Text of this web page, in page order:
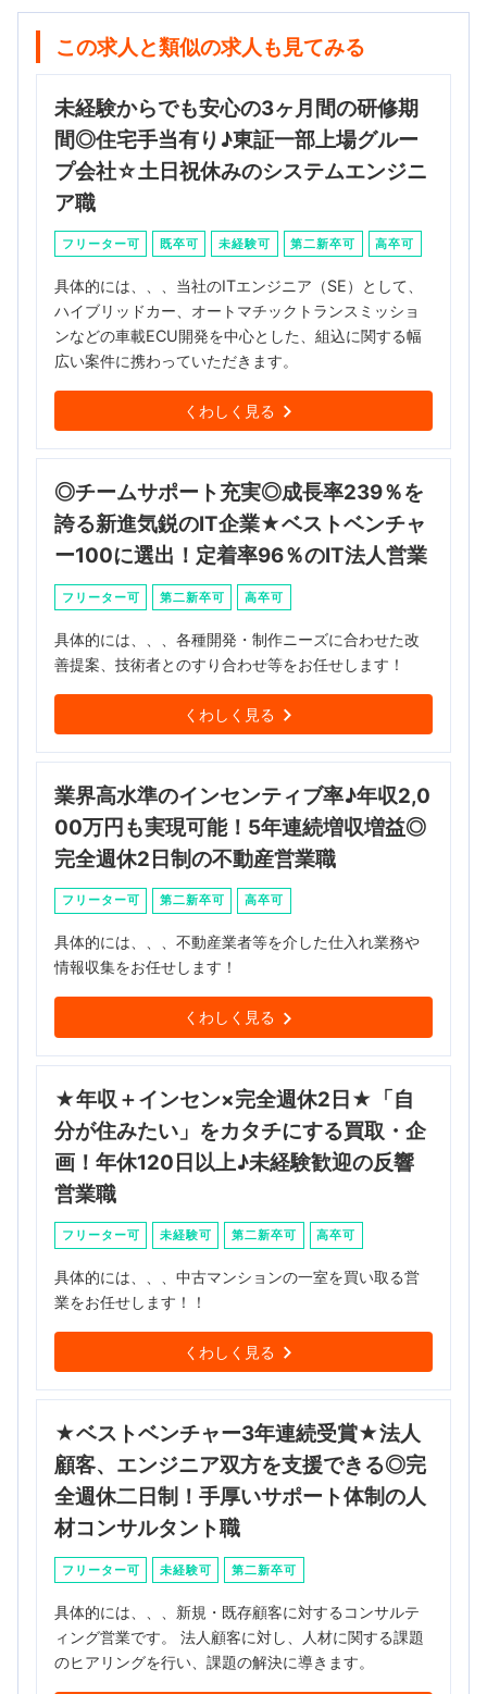
この求人と類似の求人も見てみる
未経験からでも安心の3ヶ月間の研修期
間◎住宅手当有り♪東証一部上場グルー
プ会社☆土日祝休みのシステムエンジニ
ア職
フリーター可 既卒可 未経験可 第二新卒可 高卒可
具体的には、、、当社のITエンジニア（SE）として、
ハイブリッドカー、オートマチックトランスミッショ
ンなどの車載ECU開発を中心とした、組込に関する幅
広い案件に携わっていただきます。
くわしく見る
◎チームサポート充実◎成長率239％を
誇る新進気鋭のIT企業★ベストベンチャ
ー100に選出！定着率96％のIT法人営業
フリーター可 第二新卒可 高卒可
具体的には、、、各種開発・制作ニーズに合わせた改
善提案、技術者とのすり合わせ等をお任せします！
くわしく見る
業界高水準のインセンティブ率♪年収2,0
00万円も実現可能！5年連続増収増益◎
完全週休2日制の不動産営業職
フリーター可 第二新卒可 高卒可
具体的には、、、不動産業者等を介した仕入れ業務や
情報収集をお任せします！
くわしく見る
★年収＋インセン×完全週休2日★「自
分が住みたい」をカタチにする買取・企
画！年休120日以上♪未経験歓迎の反響
営業職
フリーター可 未経験可 第二新卒可 高卒可
具体的には、、、中古マンションの一室を買い取る営
業をお任せします！！
くわしく見る
★ベストベンチャー3年連続受賞★法人
顧客、エンジニア双方を支援できる◎完
全週休二日制！手厚いサポート体制の人
材コンサルタント職
フリーター可 未経験可 第二新卒可
具体的には、、、新規・既存顧客に対するコンサルテ
ィング営業です。 法人顧客に対し、人材に関する課題
のヒアリングを行い、課題の解決に導きます。